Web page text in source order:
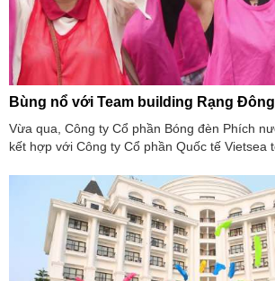
Bùng nổ với Team building Rạng Đông
Vừa qua, Công ty Cổ phần Bóng đèn Phích
kết hợp với Công ty Cổ phần Quốc tế Vietsea